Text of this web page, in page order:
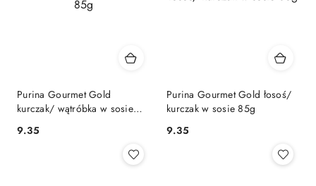
Purina Gourmet Gold
kurczak/ wątróbka w sosie
Cena:
9.35
Purina Gourmet Gold łosoś/
kurczak w sosie 85g
Cena:
9.35